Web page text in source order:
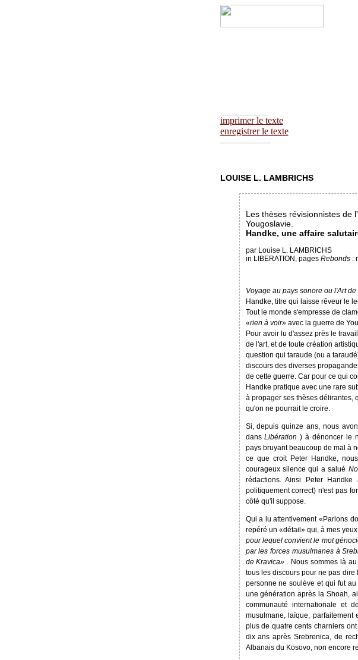
imprimer le texte
enregistrer le texte
LOUISE L. LAMBRICHS
Les thèses révisionnistes de
Yougoslavie.
Handke, une affaire
par Louise L. LAMBRICHS
in LIBERATION, pages Rebonds:
Voyage au pays sonore ou l'Art
Handke, titre qui laisse rêveur le
Tout le monde s'empresse de
«rien à voir» avec la guerre de
Pour avoir lu d'assez près le
de l'art, et de toute création
question qui taraude (ou a
discours des diverses
de cette guerre. Car pour ce qui
Handke pratique avec une rare
à propager ses thèses délirantes,
qu'on ne pourrait le croire.
Si, depuis quinze ans, nous
dansLibération) à dénoncer le
pays bruyant beaucoup de mal à
ce que croit Peter Handke,
courageux silence qui a salué
rédactions. Ainsi Peter
politiquement correct) n'est pas
côté qu'il suppose.
Qui a lu attentivement «Parlons
repéré un «détail» qui, à mes
pour lequel convient le mot
par les forces musulmanes à
de Kravica» . Nous sommes là
tous les discours pour ne pas
personne ne soulève et qui fut
une génération après la Shoah,
communauté internationale et
musulmane, laïque,
plus de quatre cents charniers
dix ans après Srebrenica, de
Albanais du Kosovo, non encore